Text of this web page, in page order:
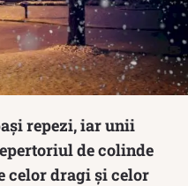
repezi, iar unii
de colinde
celor dragi și celor